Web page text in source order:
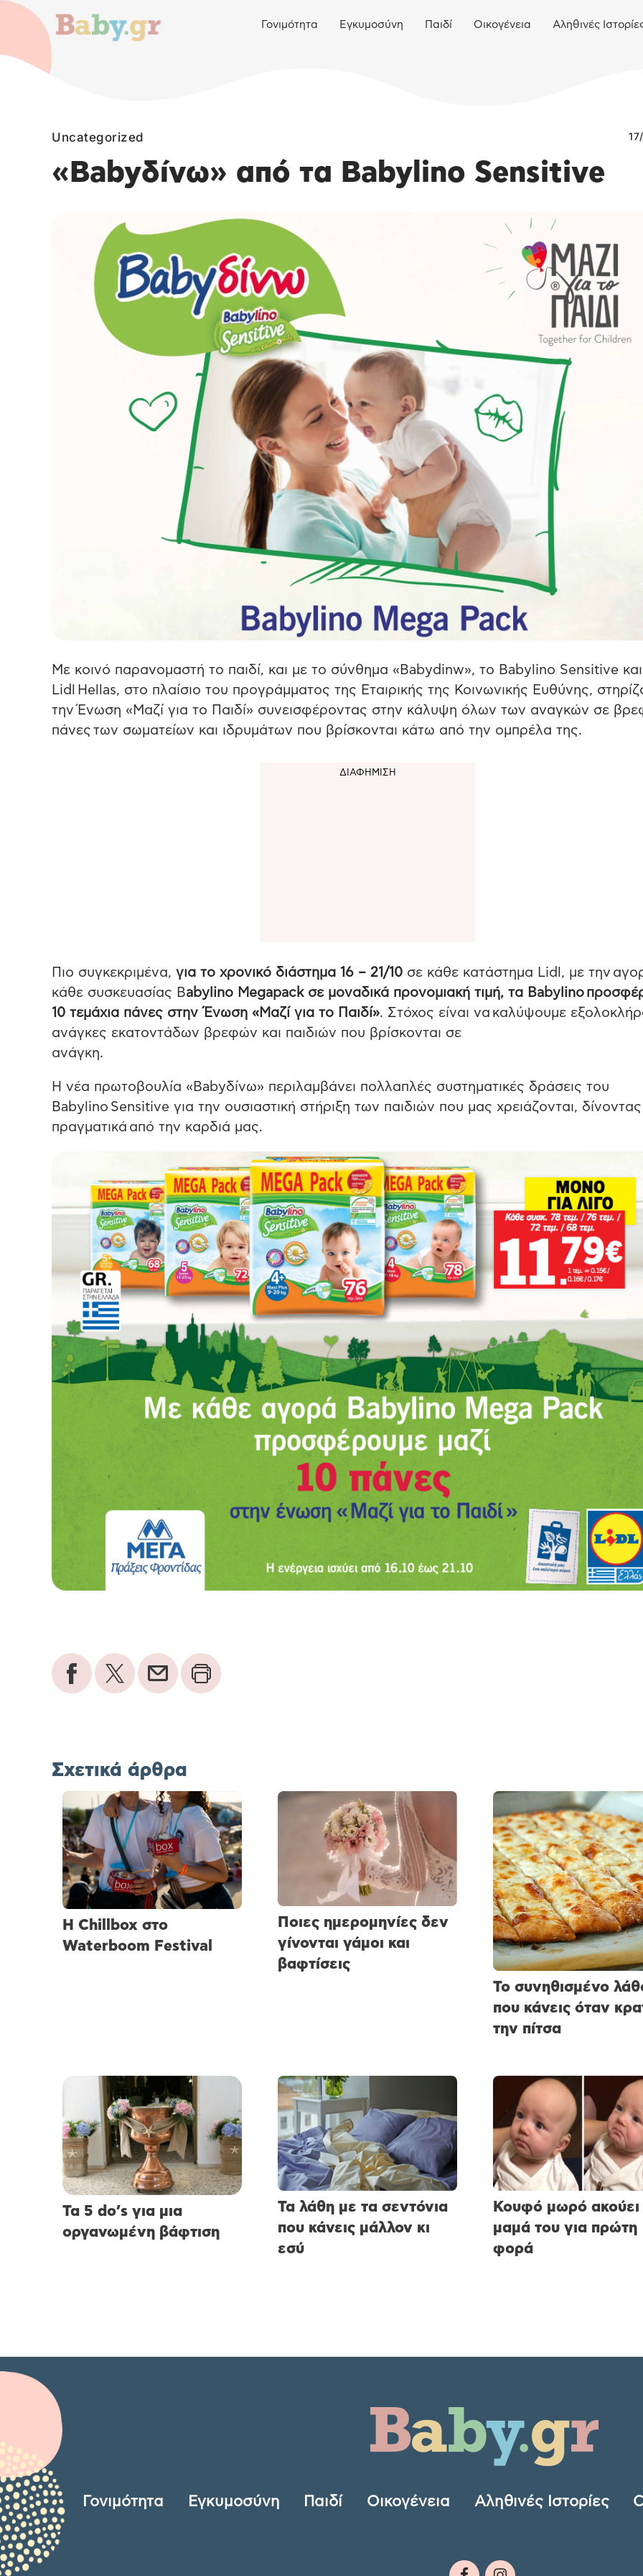
Γονιμότητα Εγκυμοσύνη Παιδί Οικογένεια Αληθινές
Uncategorized
«Babyδίνω» από τα Babylino Sensitive
Με κοινό παρανομαστή το παιδί, και με το σύνθημα «Babydinw», τo Babylino Sensitive
Lidl Hellas, στο πλαίσιο του προγράμματος της Εταιρικής της Κοινωνικής Ευθύνης,
την Ένωση «Μαζί για το Παιδί» συνεισφέροντας στην κάλυψη όλων των αναγκών σε
πάνες των σωματείων και ιδρυμάτων που βρίσκονται κάτω από την ομπρέλα της.
Πιο συγκεκριμένα, για το χρονικό διάστημα 16 – 21/10 σε κάθε κατάστημα Lidl, με την
κάθε συσκευασίας Babylino Megapack σε μοναδικά προνομιακή τιμή, τα Babylino
10 τεμάχια πάνες στην Ένωση «Μαζί για το Παιδί». Στόχος είναι να καλύψουμε
ανάγκες εκατοντάδων βρεφών και παιδιών που βρίσκονται σε
ανάγκη.
Η νέα πρωτοβουλία «Babyδίνω» περιλαμβάνει πολλαπλές συστηματικές δράσεις του
Babylino Sensitive για την ουσιαστική στήριξη των παιδιών που μας χρειάζονται, δίνοντας
πραγματικά από την καρδιά μας.
Σχετικά άρθρα
H Chillbox στο
Waterboom Festival
Ποιες ημερομηνίες δεν
γίνονται γάμοι και
βαφτίσεις
Το συνηθισμένο
που κάνεις όταν
την πίτσα
Τα 5 do’s για μια
οργανωμένη βάφτιση
Τα λάθη με τα σεντόνια
που κάνεις μάλλον κι
εσύ
Κουφό μωρό ακούει
μαμά του για πρώτη
φορά
Γονιμότητα Εγκυμοσύνη Παιδί Οικογένεια Αληθινές Ιστορίες